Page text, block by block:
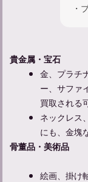
・
貴金属・宝石
金、プラチ
ー、サファ
買取される
ネックレス
にも、金塊
骨董品・美術品
絵画、掛け